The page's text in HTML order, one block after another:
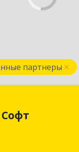
партнеры
обл,
г,